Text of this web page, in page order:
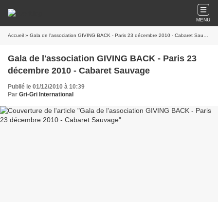
MENU
Accueil » Gala de l'association GIVING BACK - Paris 23 décembre 2010 - Cabaret Sauvage
Gala de l'association GIVING BACK - Paris 23
décembre 2010 - Cabaret Sauvage
Publié le 01/12/2010 à 10:39
Par Gri-Gri International